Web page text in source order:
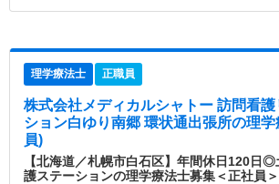
理学療法士 正職員
株式会社メディカルシャトー 訪問看
ション白ゆり南郷 環状通出張所の理学
員)
【北海道／札幌市白石区】年間休日120日
護ステーションの理学療法士募集＜正社員＞